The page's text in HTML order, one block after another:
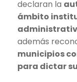
declaran la
ámbito
además
municipios
para dictar